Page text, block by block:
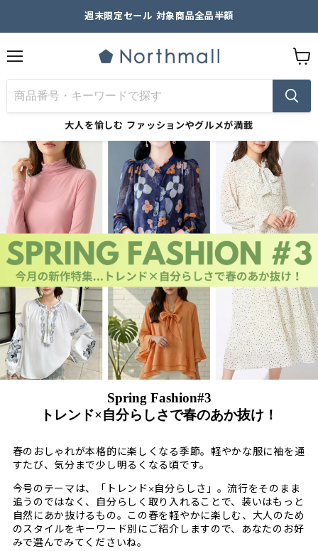
週末限定セール 対象商品全品半額
メ
ニ
ュ
ー
大人を愉しむ ファッションやグルメが満載
ー
ト
を
る
Spring Fashion#3
トレンド×自分らしさで春のあか抜け！
春のおしゃれが本格的に楽しくなる季節。軽やかな服に袖を通
すたび、気分まで少し明るくなる頃です。
今号のテーマは、「トレンド×自分らしさ」。流行をそのまま
追うのではなく、自分らしく取り入れることで、装いはもっと
自然にあか抜けるもの。 この春を軽やかに楽しむ、大人のため
のスタイルをキーワード別にご紹介しますので、あなたのお好
みで選んでみてくださいね。